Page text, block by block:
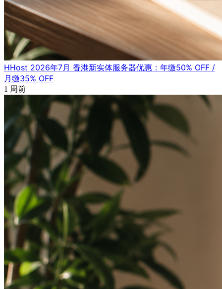
HHost 2026年7月 香港新实体服务器优惠：年缴50% OFF /
月缴35% OFF
1 周前